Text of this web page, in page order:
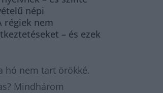
népi
régiek nem
– és ezek
hó nem tart örökké.
Mindhárom